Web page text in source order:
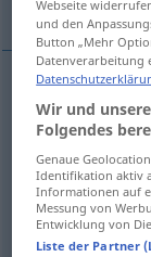
Symboln
Sinnbildn
Zeichenn
Webseite
und den
Button „Mehr
Datenverarbeitung
Wir und
Folgendes
Genaue
Identifikation aktiv
Informationen auf
Messung von
Entwicklung von
Liste der Partner